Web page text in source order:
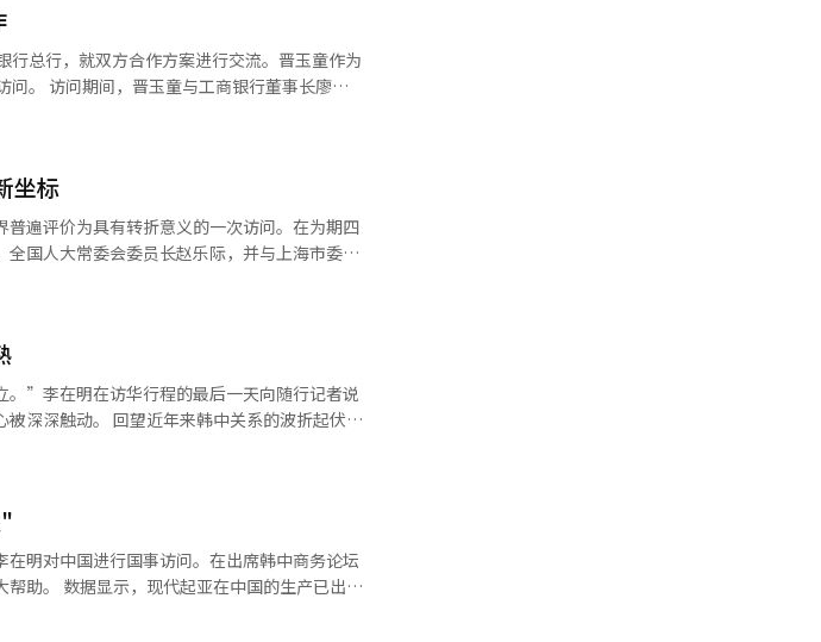
坛吸引了多家韩国大型企业与初创企业负责人
易金融平台、扩大保险及资金支持服务等方
险市场的背景下，韩国保险机构加快布局、扩
行相关人士表示：“中国是具有较大增长潜力
生产性金融在华落地过程中面临的最大障碍。
展业务仍需更加审慎地评估和推进。” 另一
管环境变化较为频繁，外资金融机构市场准入
总行，就双方合作方案进行交流。晋玉童作为
长廖林
的外币流动性等议题交换了意见。 新韩金
业务领域的合作方向交换了看法。 晋玉童
力的重要合作伙伴。希望以此次会谈为契机，
坐标
遍评价为具有转折意义的一次访问。在为期四
国人大常委会委员长赵乐际，并与上海市委书
复强调“长期稳定”和“不可逆”。这一表态并
明以国家利益为中心的实用外交得到国际社会
并将此次访问视为韩国外交摆脱“安美经
化了“去
避这一问题，反而通过高层密集沟通，向中方
济产业：从互补分工走向
需要一个稳定、可预测的中国市场，而中国同
。”李在明在访华行程的最后一天向随行记者说
关系的波折起伏，
情绪、偏见与政治操作层层放大。文化溯源议
的意识形态口号更为重要，对普通民众而言，
而对国家来说，刻意营造对立无法带来真正的
观事实。忽略或否认这一点，只会导致政策脱
明对中国进行国事访问。在出席韩中商务论坛
产已出现
15%。 据汽车业界8日消息，